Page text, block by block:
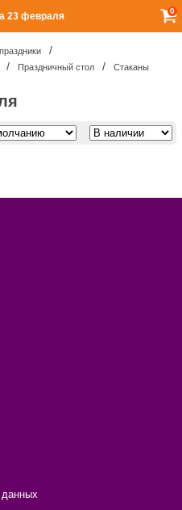
Праздничный стол Стаканы
данных
23 февраля 0